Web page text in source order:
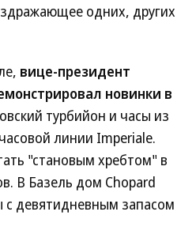
одних, других
вице-президент
новинки в
турбийон и часы из
линии Imperiale.
"становым хребтом" в
В Базель дом Chopard
с девятидневным запасом